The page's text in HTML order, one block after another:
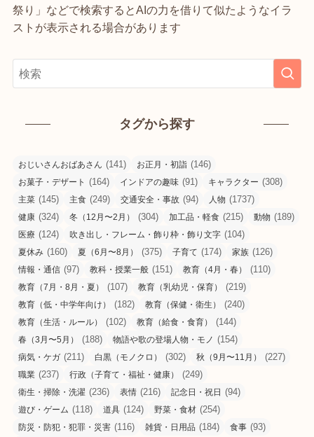
祭り」などで検索するとAIの力を借りて似たようなイラ
ストが表示される場合があります
タグから探す
おじいさんおばあさん (141) お正月・初詣 (146)
お菓子・デザート (164) インドアの趣味 (91) キャラクター (308)
主菜 (145) 主食 (249) 交通安全・事故 (94) 人物 (1737)
健康 (324) 冬（12月〜2月） (304) 加工品・軽食 (215) 動物 (189)
医療 (124) 吹き出し・フレーム・飾り枠・飾り文字 (104)
夏休み (160) 夏（6月〜8月） (375) 子育て (174) 家族 (126)
情報・通信 (97) 教科・授業一般 (151) 教育（4月・春） (110)
教育（7月・8月・夏） (107) 教育（乳幼児・保育） (219)
教育（低・中学年向け） (182) 教育（保健・衛生） (240)
教育（生活・ルール） (102) 教育（給食・食育） (144)
春（3月〜5月） (188) 物語や歌の登場人物・モノ (154)
病気・ケガ (211) 白黒（モノクロ） (302) 秋（9月〜11月） (227)
職業 (237) 行政（子育て・福祉・健康） (249)
衛生・掃除・洗濯 (236) 表情 (216) 記念日・祝日 (94)
遊び・ゲーム (118) 道具 (124) 野菜・食材 (254)
防災・防犯・犯罪・災害 (116) 雑貨・日用品 (184) 食事 (93)